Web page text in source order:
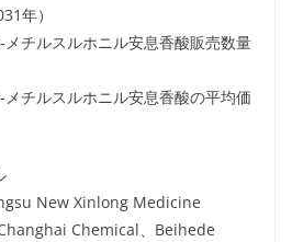
年）
チルスルホニル安息香酸販売数量
チルスルホニル安息香酸の平均価
New Xinlong Medicine
Chemical、Beihede